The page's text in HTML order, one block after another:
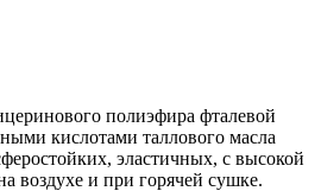
полиэфира фталевой
кислотами таллового масла
эластичных, с высокой
воздухе и при горячей сушке.